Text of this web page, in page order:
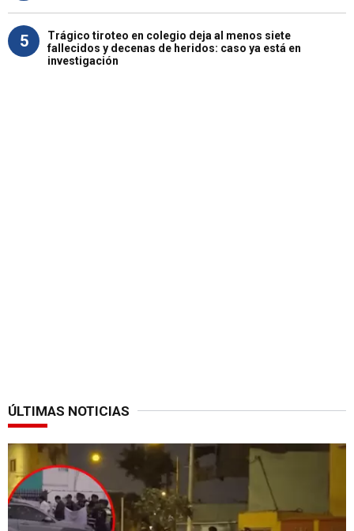
5
Trágico tiroteo en colegio deja al menos siete
fallecidos y decenas de heridos: caso ya está en
investigación
ÚLTIMAS NOTICIAS